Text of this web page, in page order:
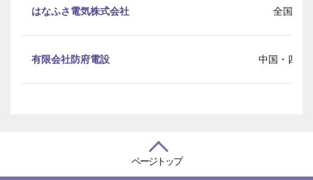
はなふさ電気株式会社 全国
有限会社防府電設 中国・四国
ページトップ